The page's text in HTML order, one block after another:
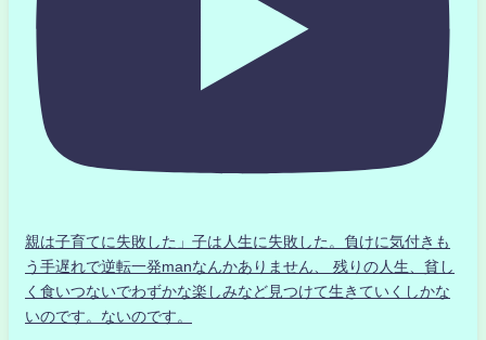
親は子育てに失敗した」子は人生に失敗した。負けに気付きも
う手遅れで逆転一発manなんかありません、 残りの人生、貧し
く食いつないでわずかな楽しみなど見つけて生きていくしかな
いのです。ないのです。